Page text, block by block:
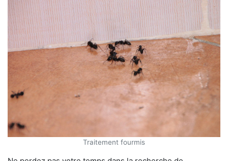
Traitement fourmis